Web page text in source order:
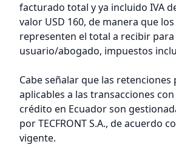
facturado total y ya incluido IVA
valor USD 160, de manera que los
representen el total a recibir para
usuario/abogado, impuestos
Cabe señalar que las retenciones
aplicables a las transacciones
crédito en Ecuador son
por TECFRONT S.A., de acuerdo
vigente.